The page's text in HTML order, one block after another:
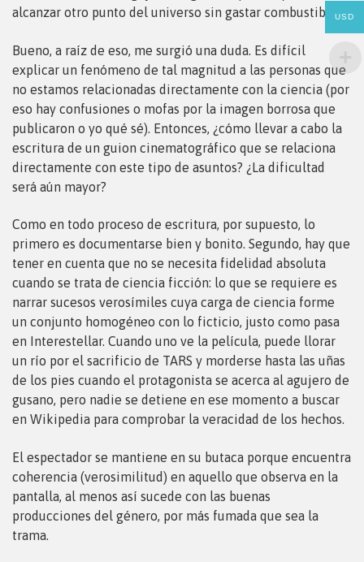
alcanzar otro punto del universo sin gastar combustible.
Bueno, a raíz de eso, me surgió una duda. Es difícil
explicar un fenómeno de tal magnitud a las personas que
no estamos relacionadas directamente con la ciencia (por
eso hay confusiones o mofas por la imagen borrosa que
publicaron o yo qué sé). Entonces, ¿cómo llevar a cabo la
escritura de un guion cinematográfico que se relaciona
directamente con este tipo de asuntos? ¿La dificultad
será aún mayor?
Como en todo proceso de escritura, por supuesto, lo
primero es documentarse bien y bonito. Segundo, hay que
tener en cuenta que no se necesita fidelidad absoluta
cuando se trata de ciencia ficción: lo que se requiere es
narrar sucesos verosímiles cuya carga de ciencia forme
un conjunto homogéneo con lo ficticio, justo como pasa
en Interestellar. Cuando uno ve la película, puede llorar
un río por el sacrificio de TARS y morderse hasta las uñas
de los pies cuando el protagonista se acerca al agujero de
gusano, pero nadie se detiene en ese momento a buscar
en Wikipedia para comprobar la veracidad de los hechos.
El espectador se mantiene en su butaca porque encuentra
coherencia (verosimilitud) en aquello que observa en la
pantalla, al menos así sucede con las buenas
producciones del género, por más fumada que sea la
trama.
USD